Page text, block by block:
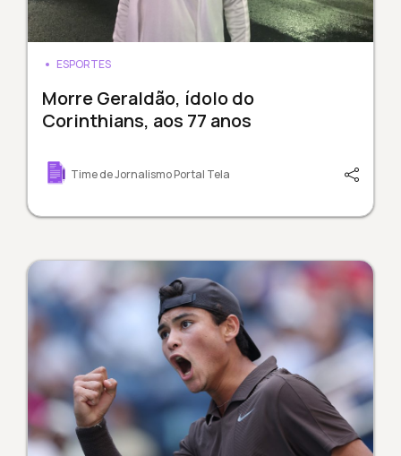
ESPORTES
Morre Geraldão, ídolo do
Corinthians, aos 77 anos
Time de Jornalismo Portal Tela